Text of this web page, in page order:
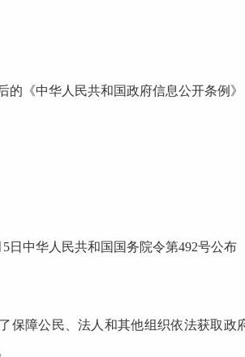
《中华人民共和国政府信息公开条例》
中华人民共和国国务院令第492号公布
保障公民、法人和其他组织依法获取政